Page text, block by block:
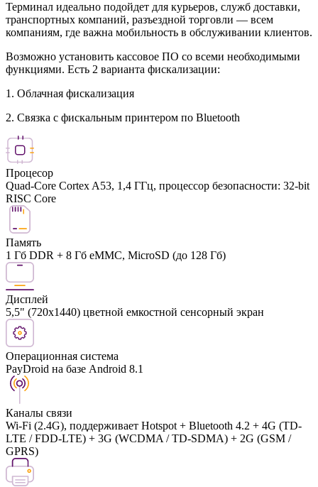
Терминал идеально подойдет для курьеров, служб доставки,
транспортных компаний, разъездной торговли — всем
компаниям, где важна мобильность в обслуживании клиентов.
Возможно установить кассовое ПО со всеми необходимыми
функциями. Есть 2 варианта фискализации:
1. Облачная фискализация
2. Связка с фискальным принтером по Bluetooth
Процесор
Quad-Core Cortex A53, 1,4 ГГц, процессор безопасности: 32-bit
RISC Core
Память
1 Гб DDR + 8 Гб eMMC, MicroSD (до 128 Гб)
Дисплей
5,5" (720x1440) цветной емкостной сенсорный экран
Операционная система
PayDroid на базе Android 8.1
Каналы связи
Wi-Fi (2.4G), поддерживает Hotspot + Bluetooth 4.2 + 4G (TD-
LTE / FDD-LTE) + 3G (WCDMA / TD-SDMA) + 2G (GSM /
GPRS)